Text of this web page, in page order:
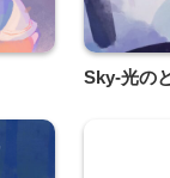
Sky-光の